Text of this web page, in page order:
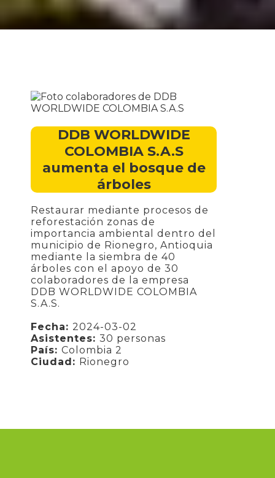
DDB WORLDWIDE
COLOMBIA S.A.S
aumenta el bosque de
árboles
Restaurar mediante procesos de
reforestación zonas de
importancia ambiental dentro del
municipio de Rionegro, Antioquia
mediante la siembra de 40
árboles con el apoyo de 30
colaboradores de la empresa
DDB WORLDWIDE COLOMBIA
S.A.S.
Fecha:2024-03-02
Asistentes:30 personas
País:Colombia 2
Ciudad: Rionegro